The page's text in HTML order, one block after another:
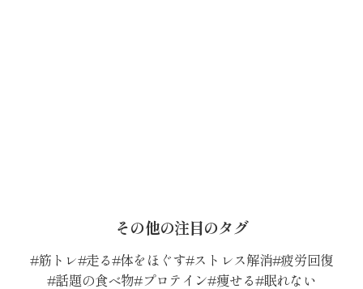
その他の注目のタグ
筋トレ 走る 体をほぐす ストレス解消 疲労回復
話題の食べ物 プロテイン 痩せる 眠れない